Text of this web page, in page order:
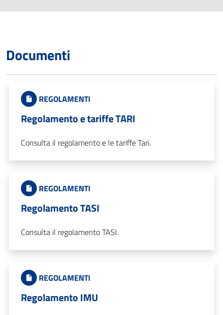
Documenti
REGOLAMENTI
Regolamento e tariffe TARI
Consulta il regolamento e le tariffe Tari.
REGOLAMENTI
Regolamento TASI
Consulta il regolamento TASI.
REGOLAMENTI
Regolamento IMU